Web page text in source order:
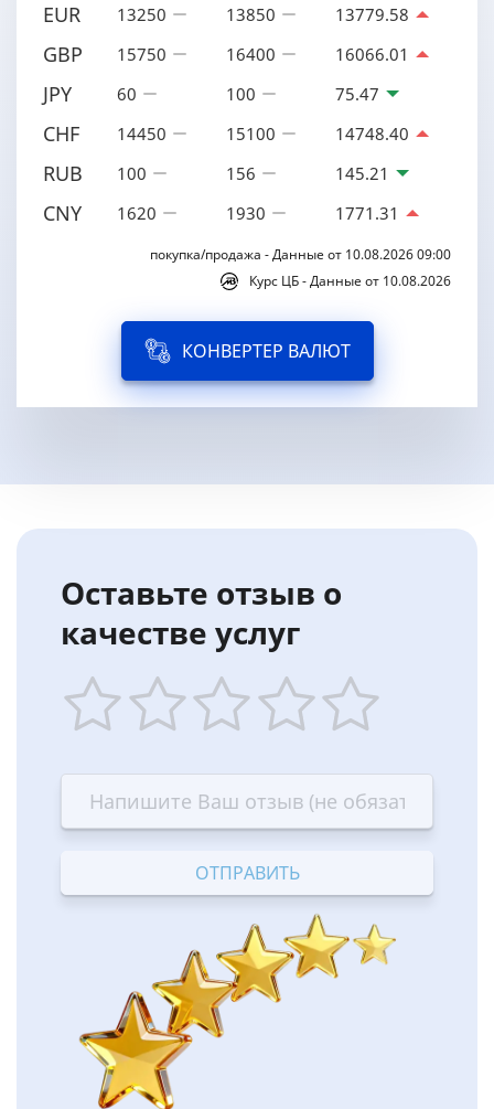
EUR 13250 13850 13779.58
GBP 15750 16400 16066.01
JPY 60 100 75.47
CHF 14450 15100 14748.40
RUB 100 156 145.21
CNY 1620 1930 1771.31
покупка/продажа - Данные от 10.08.2026 09:00
Курс ЦБ - Данные от 10.08.2026
КОНВЕРТЕР ВАЛЮТ
Оставьте отзыв о
качестве услуг
star
Terrible
stars
—
Bad
stars
—
OK
stars
—
Good
stars
—
Excellent